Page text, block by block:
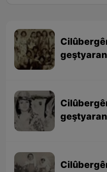
geştyaran
geştyaran